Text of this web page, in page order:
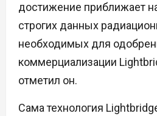
достижение приближает
строгих данных
необходимых для
коммерциализации
отметил он.
Сама технология